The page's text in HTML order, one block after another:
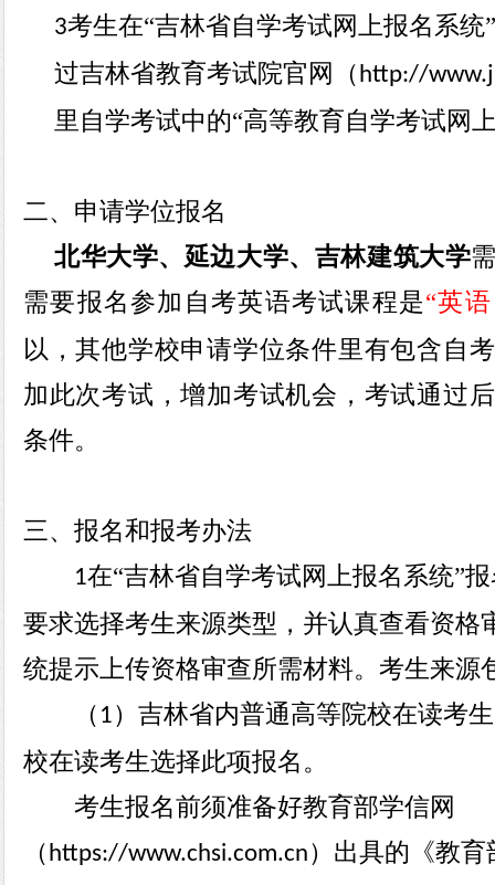
3考生在“吉林省自学考试网上报名系
过吉林省教育考试院官网（http://
里自学考试中的“高等教育自学考试网
二、 申请学位报名
北华大学、延边大学、吉林建筑大学
需要报名参加自考英语考试课程是“英
以 ，其他学校申请学位条件里有包含自
加此次考试，增加考试机会，考试通过
条件。
三、报名和报考办法
1在“吉林省自学考试网上报名系统”
要求选择考生来源类型，并认真查看资格
统提示上传资格审查所需材料。考生来源
（ 1）吉林省内普通高等院校在读考
校在读考生选择此项报名。
考生报名前须准备好教育部学信网
（https://www.chsi.com.cn）出具的《教